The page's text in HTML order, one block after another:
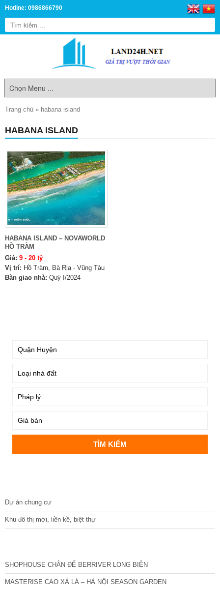
Hotline: 0986866790
Trang chủ » habana island
HABANA ISLAND
HABANA ISLAND – NOVAWORLD
HỒ TRÀM
Giá: 9 - 20 tỷ
Vị trí: Hồ Tràm, Bà Rịa - Vũng Tàu
Bàn giao nhà: Quý I/2024
Dự án chung cư
Khu đô thị mới, liền kề, biệt thự
SHOPHOUSE CHÂN ĐẾ BERRIVER LONG BIÊN
MASTERISE CAO XÀ LÁ – HÀ NỘI SEASON GARDEN